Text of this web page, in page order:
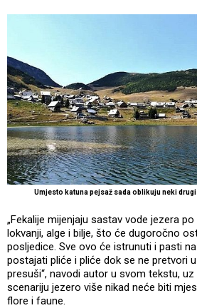
Umjesto katuna pejsaž sada oblikuju neki
„Fekalije mijenjaju sastav vode jezera
lokvanji, alge i bilje, što će dugoročno
posljedice. Sve ovo će istrunuti i pasti
postajati pliće i pliće dok se ne pretvori
presuši“, navodi autor u svom tekstu,
scenariju jezero više nikad neće biti
flore i faune.